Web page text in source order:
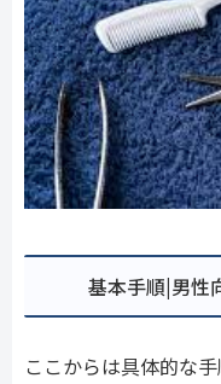
基本手順|男性
ここからは具体的な